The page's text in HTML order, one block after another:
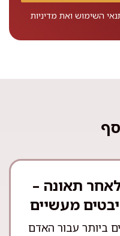
השימוש ואת מדיניות
תאונה –
מעשיים
ביותר עבור האדם